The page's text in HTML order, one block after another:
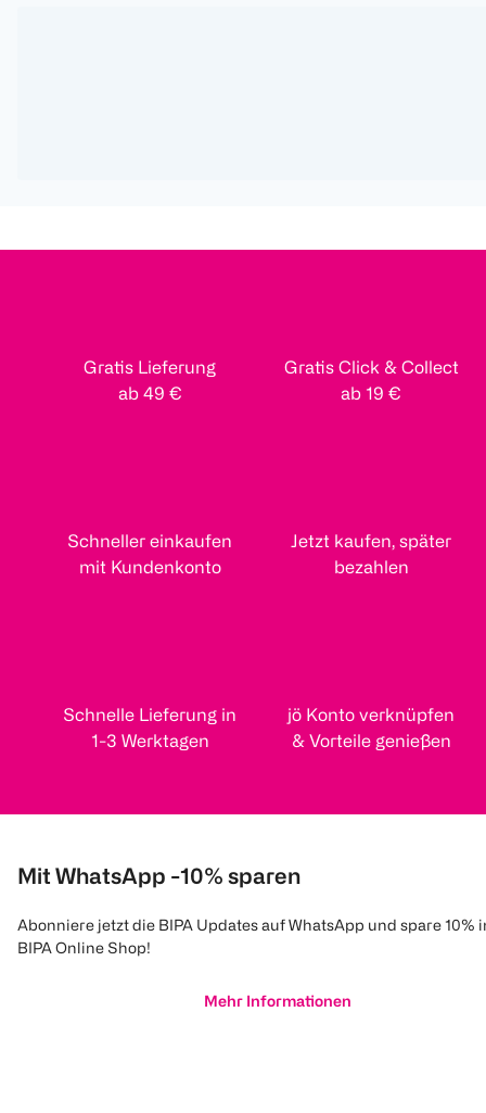
Gratis Lieferung
ab 49 €
Gratis Click & Collect
ab 19 €
Schneller einkaufen
mit Kundenkonto
Jetzt kaufen, später
bezahlen
Schnelle Lieferung in
1-3 Werktagen
jö Konto verknüpfen
& Vorteile genießen
Mit WhatsApp -10% sparen
Abonniere jetzt die BIPA Updates auf WhatsApp und spare 10%
BIPA Online Shop!
Mehr Informationen